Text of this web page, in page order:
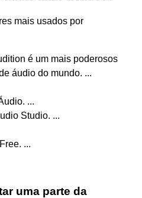
mais usados por
é um mais poderosos
áudio do mundo. ...
...
Studio. ...
...
uma parte da